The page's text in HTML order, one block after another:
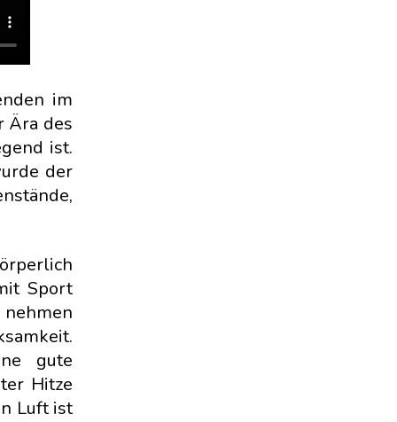
im
Ära des
ist.
der
Sport
gute
Hitze
Luft ist